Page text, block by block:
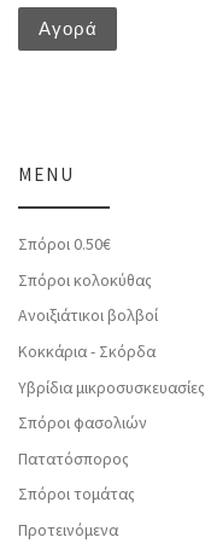
Αγορά
MENU
Σπόροι 0.50€
Σπόροι κολοκύθας
Ανοιξιάτικοι βολβοί
Κοκκάρια - Σκόρδα
Υβρίδια μικροσυσκευασίες
Σπόροι φασολιών
Πατατόσπορος
Σπόροι τομάτας
Προτεινόμενα